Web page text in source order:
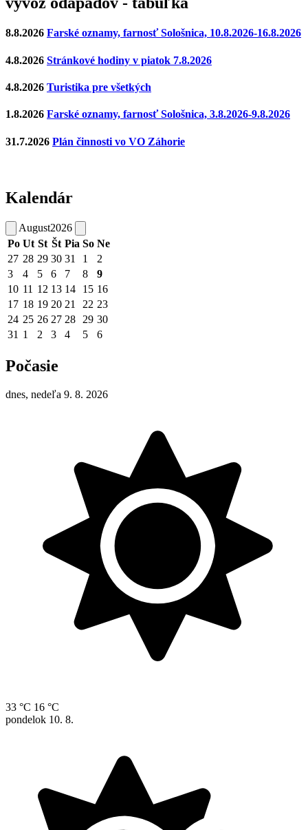
8.8.2026 Farské oznamy, farnosť Sološnica, 10.8.2026-16.8.2026
4.8.2026 Stránkové hodiny v piatok 7.8.2026
4.8.2026 Turistika pre všetkých
1.8.2026 Farské oznamy, farnosť Sološnica, 3.8.2026-9.8.2026
31.7.2026 Plán činnosti vo VO Záhorie
Kalendár
August2026
Po Ut St Št Pia So Ne
27 28 29 30 31 1
2
3
4 5 6 7 8
9
10 11 12 13 14 15 16
17 18 19 20 21 22 23
24 25 26 27 28 29 30
31 1 2 3 4 5 6
Počasie
dnes, nedeľa 9. 8. 2026
33 °C 16 °C
pondelok 10. 8.